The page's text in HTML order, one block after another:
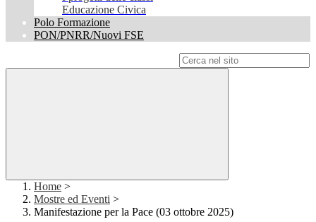
Educazione Civica
Polo Formazione
PON/PNRR/Nuovi FSE
Home >
Mostre ed Eventi >
Manifestazione per la Pace (03 ottobre 2025)